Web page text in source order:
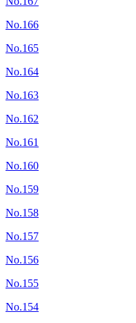
No.166
No.165
No.164
No.163
No.162
No.161
No.160
No.159
No.158
No.157
No.156
No.155
No.154